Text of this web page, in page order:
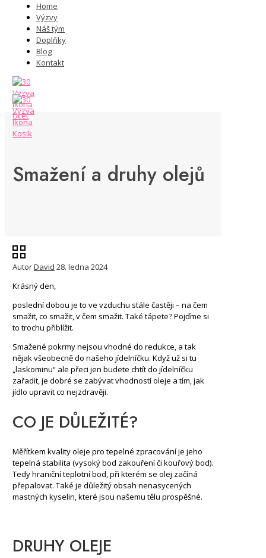
Home
Výzvy
Náš tým
Doplňky
Blog
Kontakt
Smažení a druhy olejů
AutorDavid 28. ledna 2024
Krásný den,
poslední dobou je to ve vzduchu stále častěji – na čem
smažit, co smažit, v čem smažit. Také tápete? Pojďme si
to trochu přiblížit.
Smažené pokrmy nejsou vhodné do redukce, a tak
nějak všeobecně do našeho jídelníčku. Když už si tu
„laskominu“ ale přeci jen budete chtít do jídelníčku
zařadit, je dobré se zabývat vhodností oleje a tím, jak
jídlo upravit co nejzdravěji.
CO JE DŮLEŽITÉ?
Měřítkem kvality oleje pro tepelné zpracování je jeho
tepelná stabilita (vysoký bod zakouření či kouřový bod).
Tedy hraniční teplotní bod, při kterém se olej začíná
přepalovat. Také je důležitý obsah nenasycených
mastných kyselin, které jsou našemu tělu prospěšné.
DRUHY OLEJE